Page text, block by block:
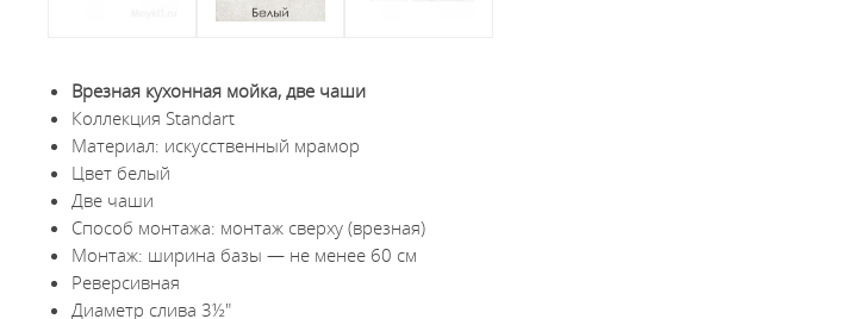
Врезная кухонная мойка, две чаши
Коллекция Standart
Материал: искусственный мрамор
Цвет белый
Две чаши
Способ монтажа: монтаж сверху (врезная)
Монтаж: ширина базы — не менее 60 см
Реверсивная
Диаметр слива 3½"